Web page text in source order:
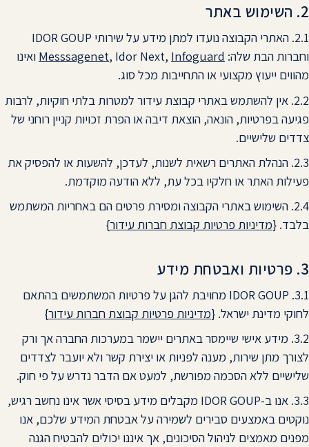
2. השימוש באתר
2.1. האתרי הקבוצה נועדו למתן מידע על שירותי IDOR GOUP
וחברות הבת שלה:
Messsagenet, Idor Next, Infoguard
ואינו
מהווים ייעוץ מקצועי או התחייבות מכל סוג.
2.2. אין להשתמש באתרי קבוצת עידור למטרות בלתי חוקיות, לרבות
פגיעה בפרטיות, הונאה, הוצאת דיבה או הפרת זכויות קניין רוחני של
צדדים שלישיים.
2.3. הנהלת האתרים רשאית לשנות, לעדכן, להשעות או להפסיק את
פעילות האתר או חלקיו בכל עת, ללא הודעה מוקדמת.
2.4. השימוש באתרי הקבוצה ומסירת פרטים הם באחריות המשתמש
בלבד. {מדיניות פרטיות קבוצת חברות עידור}
3. פרטיות ואבטחת מידע
3.1. IDOR GOUP מחויבת להגן על פרטיות המשתמשים בהתאם
לחוקי מדינת ישראל. {מדיניות פרטיות קבוצת חברות עידור}
3.2. מידע אישי שיימסר באתרים יישמר במערכות החברה אך ורק
לצורך מתן שירות, מענה לפניות או יצירת קשר ולא יועבר לצדדים
שלישיים ללא הסכמה מפורשת, למעט אם הדבר נדרש על פי חוק.
3.3. אנו ב-IDOR GOUP מקבלים מידע בסיסי אשר אינו נחשב רגיש,
נוקטים באמצעים סבירים לשמירה על אבטחת המידע שלכם, אנו
מפנים מאמצים לניהול הסיכונים, אך איננו יכולים להבטיח הגנה